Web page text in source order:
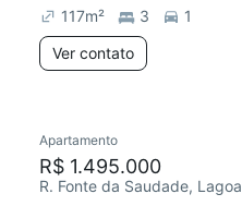
117m² 3
1
Ver contato
Redecorar
Apartamento
R$ 1.495.000
R. Fonte da Saudade, Lagoa